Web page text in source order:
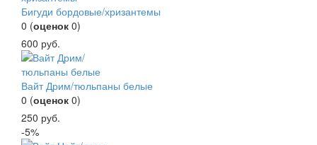
Бигуди бордовые/хризантемы
0 (оценок 0)
600 руб.
Вайт Дрим/тюльпаны белые
0 (оценок 0)
250 руб.
-5%